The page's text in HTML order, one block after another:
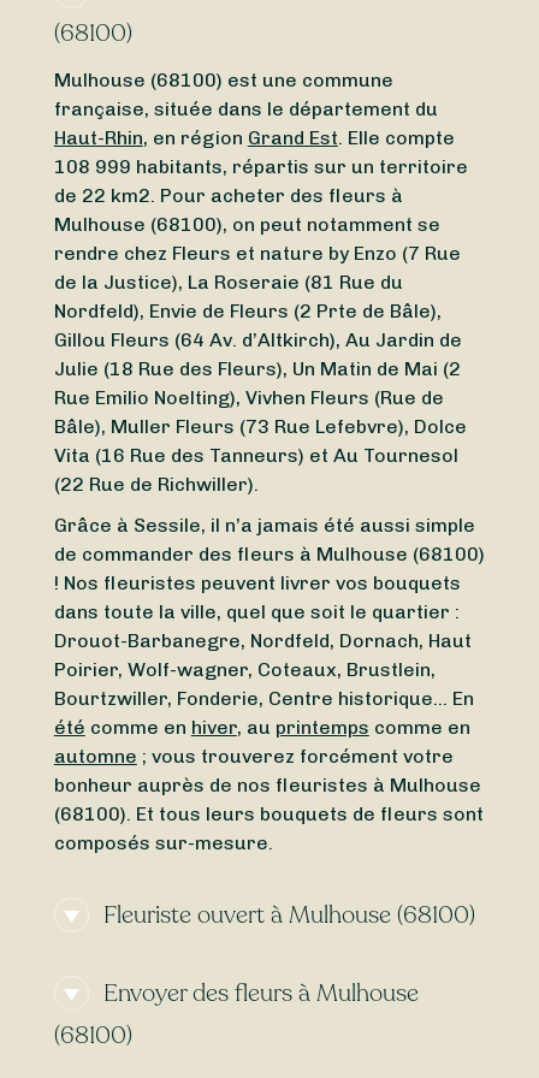
(68100)
Mulhouse (68100) est une commune
française, située dans le département du
Haut-Rhin, en région Grand Est. Elle compte
108 999 habitants, répartis sur un territoire
de 22 km2. Pour acheter des fleurs à
Mulhouse (68100), on peut notamment se
rendre chez Fleurs et nature by Enzo (7 Rue
de la Justice), La Roseraie (81 Rue du
Nordfeld), Envie de Fleurs (2 Prte de Bâle),
Gillou Fleurs (64 Av. d’Altkirch), Au Jardin de
Julie (18 Rue des Fleurs), Un Matin de Mai (2
Rue Emilio Noelting), Vivhen Fleurs (Rue de
Bâle), Muller Fleurs (73 Rue Lefebvre), Dolce
Vita (16 Rue des Tanneurs) et Au Tournesol
(22 Rue de Richwiller).
Grâce à Sessile, il n’a jamais été aussi simple
de commander des fleurs à Mulhouse (68100)
! Nos fleuristes peuvent livrer vos bouquets
dans toute la ville, quel que soit le quartier :
Drouot-Barbanegre, Nordfeld, Dornach, Haut
Poirier, Wolf-wagner, Coteaux, Brustlein,
Bourtzwiller, Fonderie, Centre historique… En
été comme en hiver, au printemps comme en
automne ; vous trouverez forcément votre
bonheur auprès de nos fleuristes à Mulhouse
(68100). Et tous leurs bouquets de fleurs sont
composés sur-mesure.
Fleuriste ouvert à Mulhouse (68100)
proximité de Mulhouse (68100) ? À la
recherche d’un
Mulhouse (68100) ? Peu importe le jour et
Envoyer des fleurs à Mulhouse
(68100)